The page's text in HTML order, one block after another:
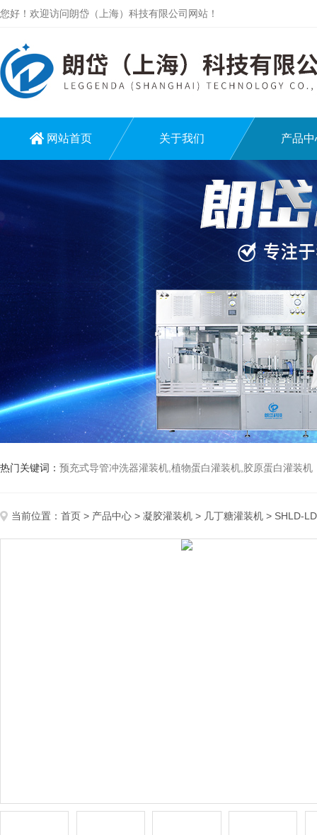
您好！欢迎访问朗岱（上海）科技有限公司网站！
网站首页 关于我们 产品中
热门关键词： 预充式导管冲洗器灌装机,植物蛋白灌装机,胶原蛋白灌装机
当前位置： 首页 > 产品中心 > 凝胶灌装机 > 几丁糖灌装机 > SHLD-